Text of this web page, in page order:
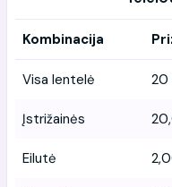
Kombinacija
Visa lentelė 20
Įstrižainės
Eilutė